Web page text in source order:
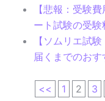
【悲報：受験
ート試験の受
【ソムリエ試
届くまでのおす
<< 1 2 3